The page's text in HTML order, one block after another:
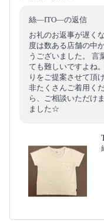
絲―ITO―の返信
お礼のお返事が遅く
度は数ある店舗の中
うございました。 言
ても難しいですよね
りをご提案させて頂
非たくさんご着用く
ら、ご相談いただけ
ました☆